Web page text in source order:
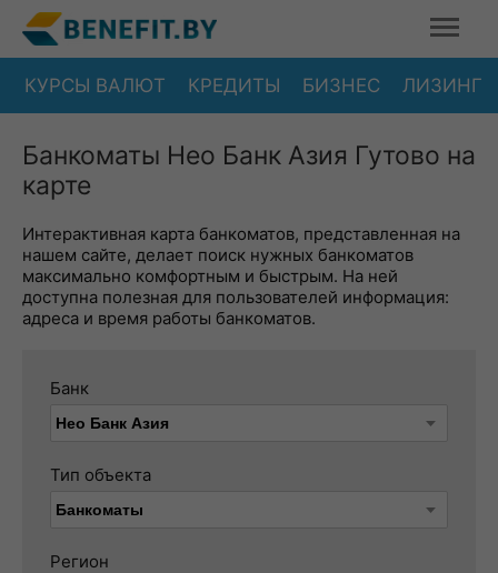
КУРСЫ ВАЛЮТ КРЕДИТЫ БИЗНЕС ЛИЗИНГ
Банкоматы Нео Банк Азия Гутово на
карте
Интерактивная карта банкоматов, представленная на
нашем сайте, делает поиск нужных банкоматов
максимально комфортным и быстрым. На ней
доступна полезная для пользователей информация:
адреса и время работы банкоматов.
Банк
Тип объекта
Регион